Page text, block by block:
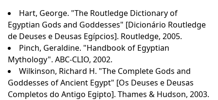
Hart, George. "The Routledge Dictionary of
Egyptian Gods and Goddesses" [Dicionário Routledge
de Deuses e Deusas Egípcios]. Routledge, 2005.
Pinch, Geraldine. "Handbook of Egyptian
Mythology". ABC-CLIO, 2002.
Wilkinson, Richard H. "The Complete Gods and
Goddesses of Ancient Egypt" [Os Deuses e Deusas
Completos do Antigo Egipto]. Thames & Hudson, 2003.